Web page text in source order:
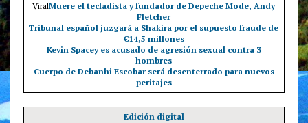
ViralMuere el tecladista y fundador de Depeche Mode, Andy
Fletcher
Tribunal español juzgará a Shakira por el supuesto fraude de
€14,5 millones
Kevin Spacey es acusado de agresión sexual contra 3
hombres
Cuerpo de Debanhi Escobar será desenterrado para nuevos
peritajes
Edición digital